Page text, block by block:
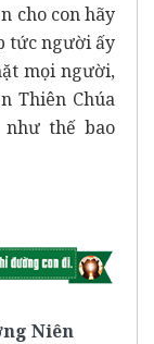
cho con hãy
tức người ấy
mọi người,
Thiên Chúa
thế bao
Niên